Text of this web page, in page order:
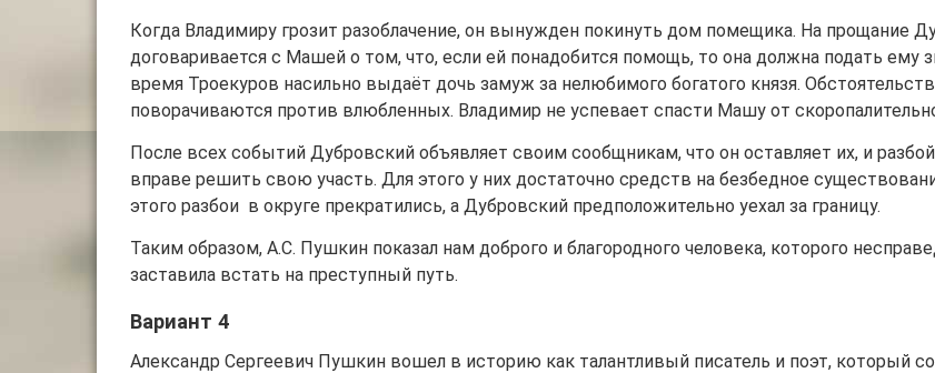
Когда Владимиру грозит разоблачение, он вынужден покинуть дом помещика. На прощание
договаривается с Машей о том, что, если ей понадобится помощь, то она должна подать ему
время Троекуров насильно выдаёт дочь замуж за нелюбимого богатого князя.
поворачиваются против влюбленных. Владимир не успевает спасти Машу от
После всех событий Дубровский объявляет своим сообщникам, что он оставляет их, и
вправе решить свою участь. Для этого у них достаточно средств на безбедное
этого разбои в округе прекратились, а Дубровский предположительно уехал за границу.
Таким образом, А.С. Пушкин показал нам доброго и благородного человека, которого
заставила встать на преступный путь.
Вариант 4
Александр Сергеевич Пушкин вошел в историю как талантливый писатель и поэт, который